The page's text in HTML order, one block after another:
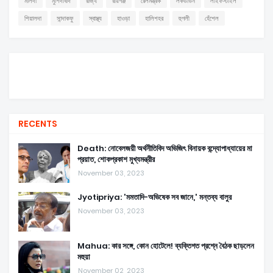
শিয়ালদা
সান্দাকফু স্বাস্থ্য হাওড়া হালিশহর হুগলী হেঁশেল
RECENTS
Death: নোবেলজয়ী অর্থনীতিবিদ অভিজিৎ বিনায়ক বন্দ্যোপাধ্যায়ের মা
প্রয়াত, শোকপ্রকাশ মুখ্যমন্ত্রীর
November 03, 2023
Jyotipriya: 'মমতাদি-অভিষেক সব জানে,' মন্তব্য বালুর
November 03, 2023
Mahua: কার সঙ্গে, কোন হোটেলে! ব্যক্তিগত প্রশ্নে বৈঠক ছাড়লেন
মহুয়া
November 02, 2023